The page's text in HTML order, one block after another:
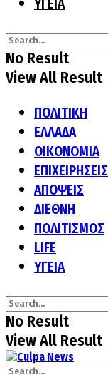
ΥΓΕΙΑ
No Result
View All Result
ΠΟΛΙΤΙΚΗ
ΕΛΛΑΔΑ
ΟΙΚΟΝΟΜΙΑ
ΕΠΙΧΕΙΡΗΣΕΙΣ
ΑΠΟΨΕΙΣ
ΔΙΕΘΝΗ
ΠΟΛΙΤΙΣΜΟΣ
LIFE
ΥΓΕΙΑ
No Result
View All Result